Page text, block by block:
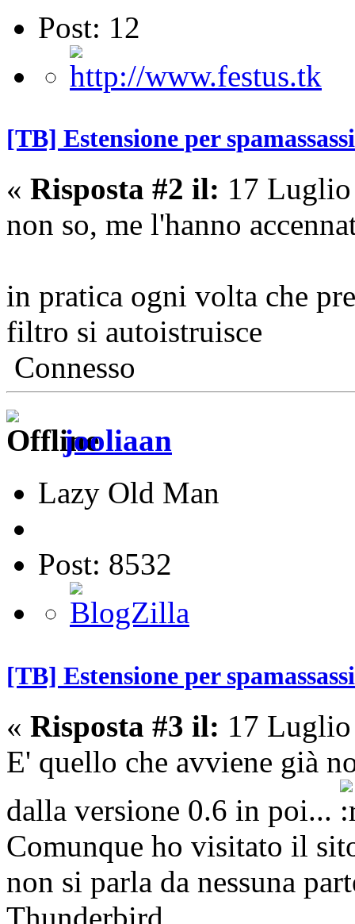
Post: 12
[TB] Estensione per
« Risposta #2 il: 17
non so, me l'hanno
in pratica ogni volta che
filtro si autoistruisce
Connesso
jooliaan
Lazy Old Man
Post: 8532
[TB] Estensione per
« Risposta #3 il: 17
E' quello che avviene già
dalla versione 0.6 in poi...
Comunque ho visitato il
non si parla da nessuna
Thunderbird.